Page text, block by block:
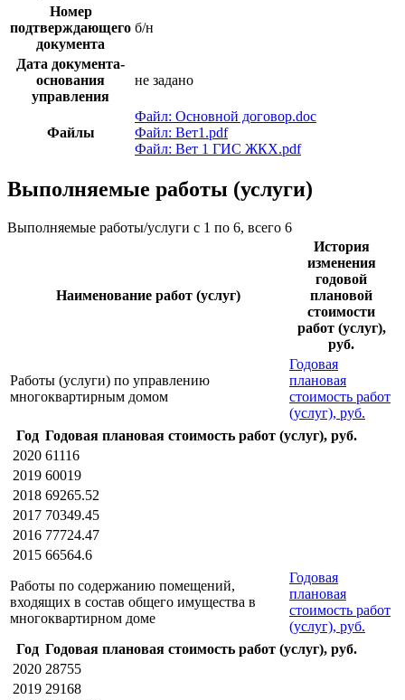
Номер
подтверждающего
документа
б/н
Дата документа-
основания
управления
не задано
Файлы
Файл: Основной договор.doc
Файл: Вет1.pdf
Файл: Вет 1 ГИС ЖКХ.pdf
Выполняемые работы (услуги)
Выполняемые работы/услуги с 1 по 6, всего 6
Наименование работ (услуг)
История
изменения
годовой
плановой
стоимости
работ (услуг),
руб.
Работы (услуги) по управлению
многоквартирным домом
Годовая
плановая
стоимость работ
(услуг), руб.
Год Годовая плановая стоимость работ (услуг), руб.
2020 61116
2019 60019
2018 69265.52
2017 70349.45
2016 77724.47
2015 66564.6
Работы по содержанию помещений,
входящих в состав общего имущества в
многоквартирном доме
Годовая
плановая
стоимость работ
(услуг), руб.
Год Годовая плановая стоимость работ (услуг), руб.
2020 28755
2019 29168